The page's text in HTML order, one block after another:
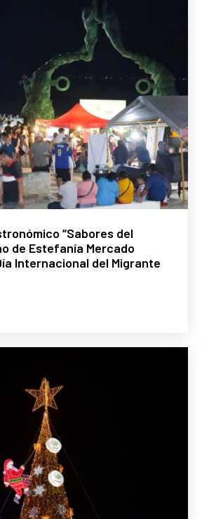
“Sabores del
de Estefanía Mercado
Internacional del Migrante